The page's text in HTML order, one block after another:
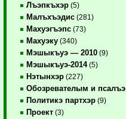
Лъэпкъхэр (5)
Малъхъэдис (281)
Махуэгъэпс (73)
Махуэку (340)
Мэшыкъуэ — 2010 (9)
Мэшыкъуэ-2014(5)
Нэтынхэр (227)
Обозревателым и псалъэ
Политикэ партхэр (9)
Проект (3)